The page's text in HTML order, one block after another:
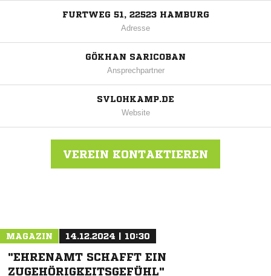
FURTWEG 51, 22523 HAMBURG
Adresse
GÖKHAN SARICOBAN
Ansprechpartner
SVLOHKAMP.DE
Website
VEREIN KONTAKTIEREN
MAGAZIN 14.12.2024 | 10:30
"EHRENAMT SCHAFFT EIN
ZUGEHÖRIGKEITSGEFÜHL"